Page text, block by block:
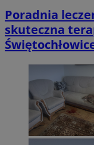
Poradnia
skuteczna